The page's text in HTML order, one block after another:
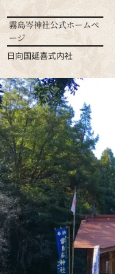
霧島岑神社公式ホームぺ
ージ
日向国延喜式内社